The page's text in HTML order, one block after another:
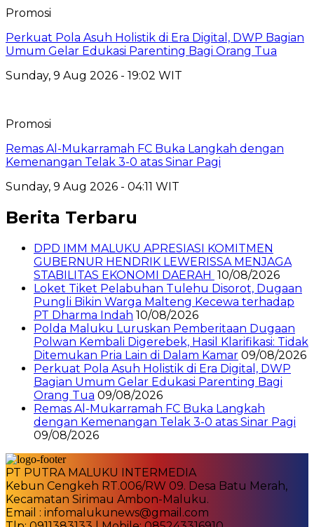
Promosi
Perkuat Pola Asuh Holistik di Era Digital, DWP Bagian
Umum Gelar Edukasi Parenting Bagi Orang Tua
Sunday, 9 Aug 2026 - 19:02 WIT
Promosi
Remas Al-Mukarramah FC Buka Langkah dengan
Kemenangan Telak 3-0 atas Sinar Pagi
Sunday, 9 Aug 2026 - 04:11 WIT
Berita Terbaru
DPD IMM MALUKU APRESIASI KOMITMEN
GUBERNUR HENDRIK LEWERISSA MENJAGA
STABILITAS EKONOMI DAERAH 10/08/2026
Loket Tiket Pelabuhan Tulehu Disorot, Dugaan
Pungli Bikin Warga Malteng Kecewa terhadap
PT Dharma Indah 10/08/2026
Polda Maluku Luruskan Pemberitaan Dugaan
Polwan Kembali Digerebek, Hasil Klarifikasi: Tidak
Ditemukan Pria Lain di Dalam Kamar 09/08/2026
Perkuat Pola Asuh Holistik di Era Digital, DWP
Bagian Umum Gelar Edukasi Parenting Bagi
Orang Tua 09/08/2026
Remas Al-Mukarramah FC Buka Langkah
dengan Kemenangan Telak 3-0 atas Sinar Pagi
09/08/2026
PT PUTRA MALUKU INTERMEDIA
Kebun Cengkeh RT.006/RW 09. Desa Batu Merah,
Kecamatan Sirimau Ambon-Maluku.
Email : infomalukunews@gmail.com